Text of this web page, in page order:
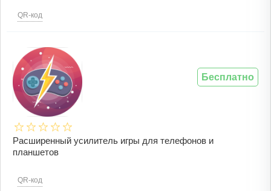
QR-код
Расширенный усилитель игры для телефонов и
планшетов
QR-код
Бесплатно